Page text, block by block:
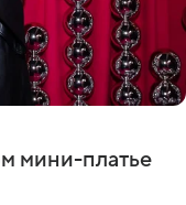
мини-платье